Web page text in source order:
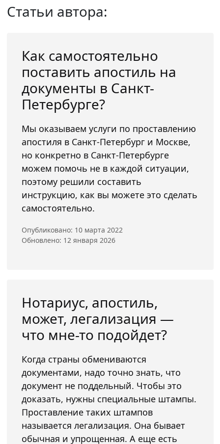
Статьи автора:
Как самостоятельно
поставить апостиль на
документы в Санкт-
Петербурге?
Мы оказываем услуги по проставлению
апостиля в Санкт-Петербург и Москве,
но конкретно в Санкт-Петербурге
можем помочь не в каждой ситуации,
поэтому решили составить
инструкцию, как вы можете это сделать
самостоятельно.
Опубликовано: 10 марта 2022
Обновлено: 12 января 2026
Нотариус, апостиль,
может, легализация —
что мне-то подойдет?
Когда страны обмениваются
документами, надо точно знать, что
документ не поддельный. Чтобы это
доказать, нужны специальные штампы.
Проставление таких штампов
называется легализация. Она бывает
обычная и упрощенная. А еще есть